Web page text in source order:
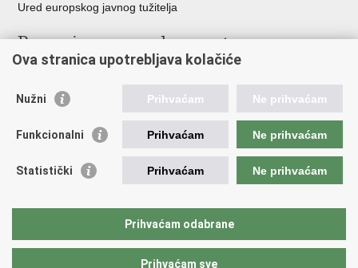
Ured europskog javnog tužitelja
Poveznice pravosudnog sustava
Državno odvjetništvo
Ured za suzbijanje korupcije i organiziranog kriminaliteta
Državnoodvjetničko vijeće
Hrvatska odvjetnička komora
Europski pravosudni portal
Ova stranica upotrebljava kolačiće
Nužni Prihvaćam Ne prihvaćam
Funkcionalni Prihvaćam Ne prihvaćam
Statistički Prihvaćam Ne prihvaćam
Prihvaćam odabrane
Prihvaćam sve